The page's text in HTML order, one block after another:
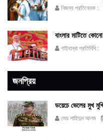
নিজস্ব প্রতিবেদক :
বাংলার মাটিতে
গাইবান্ধা প্রতিনিধি :
জনপ্রিয়
ডয়েচে ভেলের মুখ
মোঃ শাহিদুন আলম